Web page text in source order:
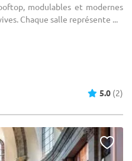
modulables et modernes
Chaque salle représente ...
5.0 (2)